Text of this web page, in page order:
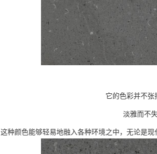
它的色彩并不张
淡雅而不
这种颜色能够轻易地融入各种环境之中，无论是